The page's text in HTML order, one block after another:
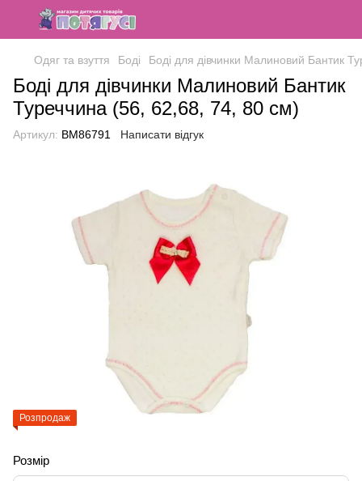
Одяг та взуття Боді Боді для дівчинки Малиновий Бантик
Боді для дівчинки Малиновий Бантик
Туреччина (56, 62,68, 74, 80 см)
Артикул: ВМ86791 Написати відгук
Розпродаж
Розмір